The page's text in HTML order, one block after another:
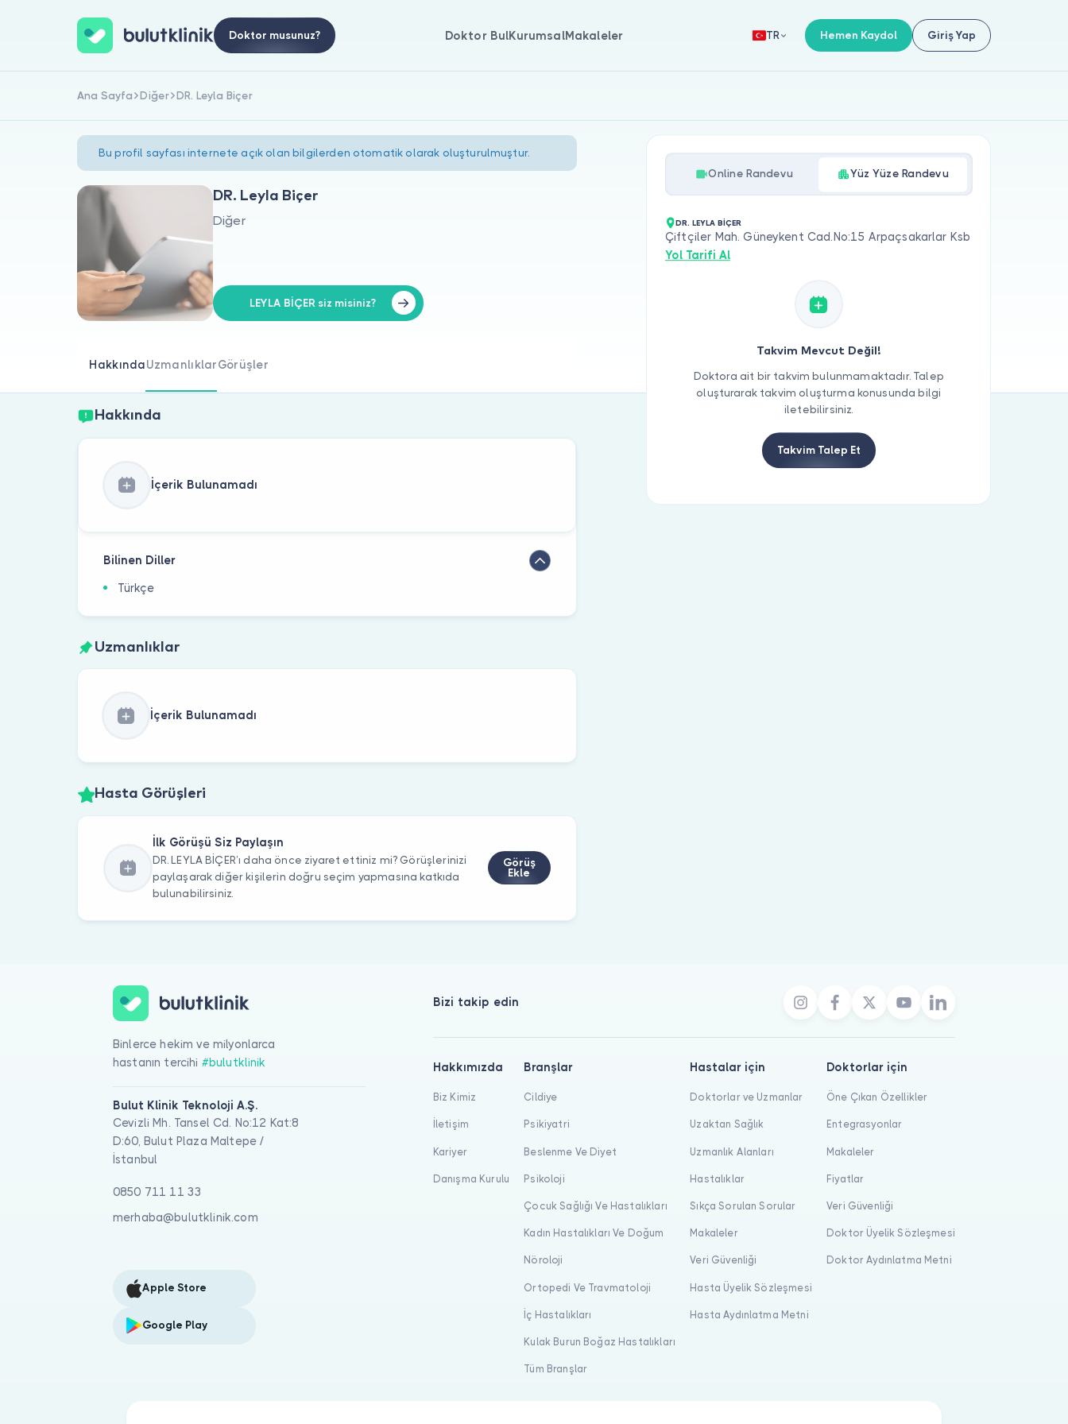
Doktor musunuz? Doktor BulKurumsalMakaleler TR Hemen Kaydol Giriş Yap
Ana Sayfa Diğer DR. Leyla Biçer
Bu profil sayfası internete açık olan bilgilerden otomatik olarak oluşturulmuştur.
DR. Leyla Biçer
Diğer
LEYLA BİÇER siz misiniz?
HakkındaUzmanlıklarGörüşler
Hakkında
İçerik Bulunamadı
Bilinen Diller
Türkçe
Uzmanlıklar
İçerik Bulunamadı
Hasta Görüşleri
İlk Görüşü Siz Paylaşın
DR. LEYLA BİÇER’ı daha önce ziyaret ettiniz mi? Görüşlerinizi
paylaşarak diğer kişilerin doğru seçim yapmasına katkıda
bulunabilirsiniz.
Görüş
Ekle
Online Randevu Yüz Yüze Randevu
DR. LEYLA BİÇER
Çiftçiler Mah. Güneykent Cad.No:15 Arpaçsakarlar Ksb
Yol Tarifi Al
Takvim Mevcut Değil!
Doktora ait bir takvim bulunmamaktadır. Talep
oluşturarak takvim oluşturma konusunda bilgi
iletebilirsiniz.
Takvim Talep Et
Binlerce hekim ve milyonlarca
hastanın tercihi #bulutklinik
Bulut Klinik Teknoloji A.Ş.
Cevizli Mh. Tansel Cd. No:12 Kat:8
D:60, Bulut Plaza Maltepe /
İstanbul
0850 711 11 33
merhaba@bulutklinik.com
Apple Store
Google Play
Bizi takip edin
Hakkımızda
Biz Kimiz
İletişim
Kariyer
Danışma Kurulu
Branşlar
Cildiye
Psikiyatri
Beslenme Ve Diyet
Psikoloji
Çocuk Sağlığı Ve Hastalıkları
Kadın Hastalıkları Ve Doğum
Nöroloji
Ortopedi Ve Travmatoloji
İç Hastalıkları
Kulak Burun Boğaz Hastalıkları
Tüm Branşlar
Hastalar için
Doktorlar ve Uzmanlar
Uzaktan Sağlık
Uzmanlık Alanları
Hastalıklar
Sıkça Sorulan Sorular
Makaleler
Veri Güvenliği
Hasta Üyelik Sözleşmesi
Hasta Aydınlatma Metni
Doktorlar için
Öne Çıkan Özellikler
Entegrasyonlar
Makaleler
Fiyatlar
Veri Güvenliği
Doktor Üyelik Sözleşmesi
Doktor Aydınlatma Metni